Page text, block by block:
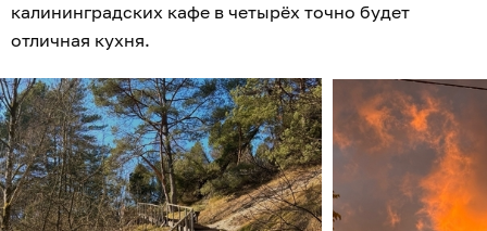
калининградских кафе в четырёх точно будет
отличная кухня.